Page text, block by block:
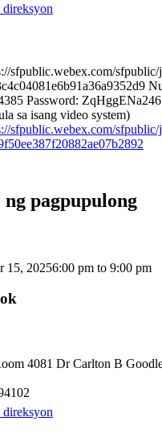
sfpublic.webex.com/sfpublic/
Password:
sa isang video system)
sfpublic.webex.com/sfpublic/
pagpupulong
15, 20256:00 pm to 9:00 pm
4081 Dr Carlton B